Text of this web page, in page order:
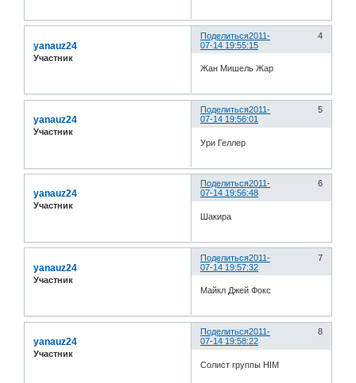
Поделиться 4
2011-
07-14 19:55:15
yanauz24
Участник
Жан Мишель Жар
Поделиться 5
2011-
07-14 19:56:01
yanauz24
Участник
Ури Геллер
Поделиться 6
2011-
07-14 19:56:48
yanauz24
Участник
Шакира
Поделиться 7
2011-
07-14 19:57:32
yanauz24
Участник
Майкл Джей Фокс
Поделиться 8
2011-
07-14 19:58:22
yanauz24
Участник
Солист группы HIM